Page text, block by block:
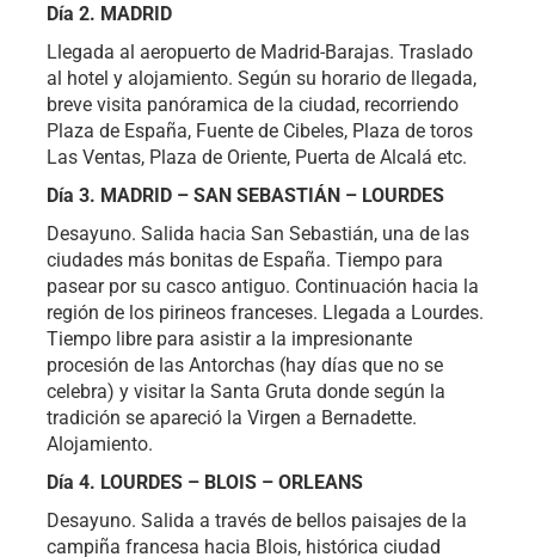
Día 2. MADRID
Llegada al aeropuerto de Madrid-Barajas. Traslado
al hotel y alojamiento. Según su horario de llegada,
breve visita panóramica de la ciudad, recorriendo
Plaza de España, Fuente de Cibeles, Plaza de toros
Las Ventas, Plaza de Oriente, Puerta de Alcalá etc.
Día 3. MADRID – SAN SEBASTIÁN – LOURDES
Desayuno. Salida hacia San Sebastián, una de las
ciudades más bonitas de España. Tiempo para
pasear por su casco antiguo. Continuación hacia la
región de los pirineos franceses. Llegada a Lourdes.
Tiempo libre para asistir a la impresionante
procesión de las Antorchas (hay días que no se
celebra) y visitar la Santa Gruta donde según la
tradición se apareció la Virgen a Bernadette.
Alojamiento.
Día 4. LOURDES – BLOIS – ORLEANS
Desayuno. Salida a través de bellos paisajes de la
campiña francesa hacia Blois, histórica ciudad